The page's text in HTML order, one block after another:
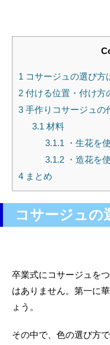
1 コサージュの選び方
2 付ける位置・付け方
3 手作りコサージュの
3.1 材料
3.1.1 ・生花を
3.1.2 ・造花を
4 まとめ
コサージュの
卒業式にコサージュを
はありません。第一に
ょう。
その中で、色の選び方